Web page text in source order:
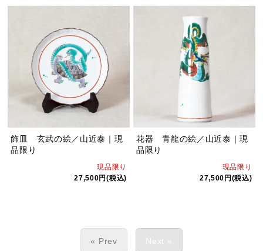
飾皿 玄武の絵／山近泰｜現
品限り
現品限り
27,500円(税込)
花器 青龍の絵／山近泰｜現
品限り
現品限り
27,500円(税込)
« Prev Next »